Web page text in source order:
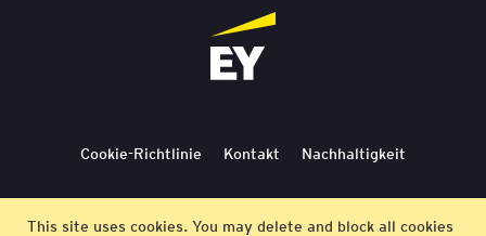
This site uses cookies. You may delete and block all cookies
Cookie-Richtlinie Kontakt Nachhaltigkeit